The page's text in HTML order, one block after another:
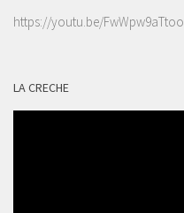
https://youtu.be/FwWpw9aTtoo
LA CRECHE